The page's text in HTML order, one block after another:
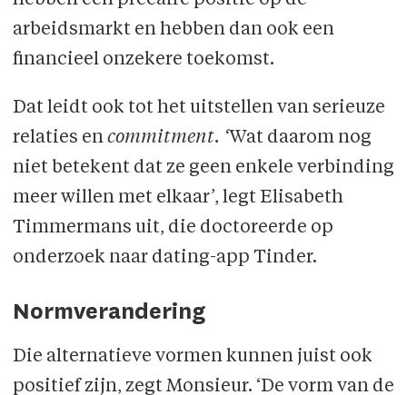
arbeidsmarkt en hebben dan ook een
financieel onzekere toekomst.
Dat leidt ook tot het uitstellen van serieuze
relaties en commitment. ‘Wat daarom nog
niet betekent dat ze geen enkele verbinding
meer willen met elkaar’, legt Elisabeth
Timmermans uit, die doctoreerde op
onderzoek naar dating-app Tinder.
Normverandering
Die alternatieve vormen kunnen juist ook
positief zijn, zegt Monsieur. ‘De vorm van de